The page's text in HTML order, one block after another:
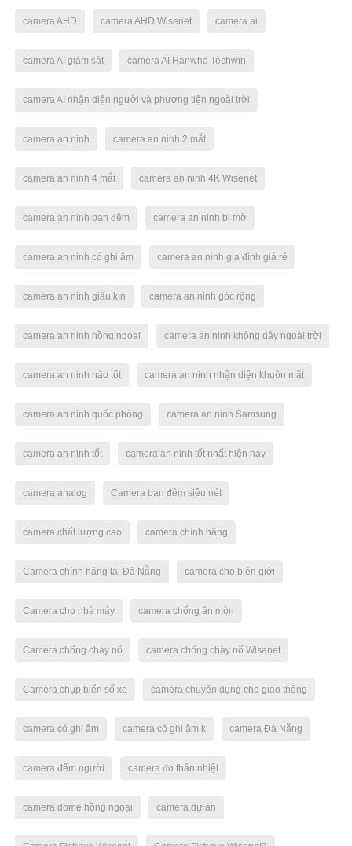
camera AHD camera AHD Wisenet camera ai
camera AI giám sát camera AI Hanwha Techwin
camera AI nhận diện người và phương tiện ngoài trời
camera an ninh camera an ninh 2 mắt
camera an ninh 4 mắt camera an ninh 4K Wisenet
camera an ninh ban đêm camera an ninh bị mờ
camera an ninh có ghi âm camera an ninh gia đình giá rẻ
camera an ninh giấu kín camera an ninh góc rộng
camera an ninh hồng ngoại camera an ninh không dây ngoài trời
camera an ninh nào tốt camera an ninh nhận diện khuôn mặt
camera an ninh quốc phòng camera an ninh Samsung
camera an ninh tốt camera an ninh tốt nhất hiện nay
camera analog Camera ban đêm siêu nét
camera chất lượng cao camera chính hãng
Camera chính hãng tại Đà Nẵng camera cho biên giới
Camera cho nhà máy camera chống ăn mòn
Camera chống cháy nổ camera chống cháy nổ Wisenet
Camera chụp biển số xe camera chuyên dụng cho giao thông
camera có ghi âm camera có ghi âm k camera Đà Nẵng
camera đếm người camera đo thân nhiệt
camera dome hồng ngoại camera dự án